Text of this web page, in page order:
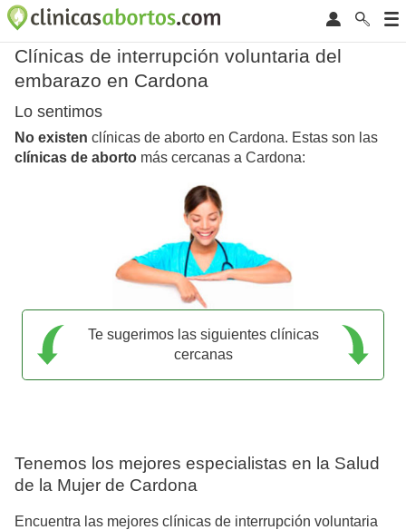
Clínicas de interrupción voluntaria del
embarazo en Cardona
Lo sentimos
No existen clínicas de aborto en Cardona. Estas son las
clínicas de aborto más cercanas a Cardona:
Te sugerimos las siguientes clínicas
cercanas
Tenemos los mejores especialistas en la Salud
de la Mujer de Cardona
Encuentra las mejores clínicas de interrupción voluntaria